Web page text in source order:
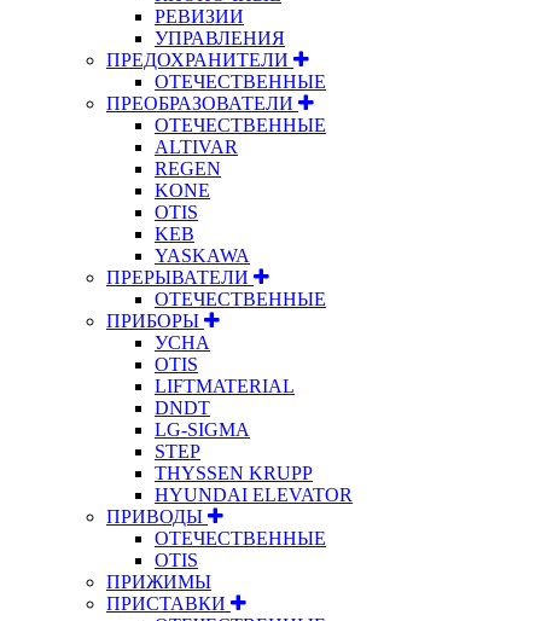
РЕВИЗИИ
УПРАВЛЕНИЯ
ПРЕДОХРАНИТЕЛИ
ОТЕЧЕСТВЕННЫЕ
ПРЕОБРАЗОВАТЕЛИ
ОТЕЧЕСТВЕННЫЕ
ALTIVAR
REGEN
KONE
OTIS
KEB
YASKAWA
ПРЕРЫВАТЕЛИ
ОТЕЧЕСТВЕННЫЕ
ПРИБОРЫ
УСНА
OTIS
LIFTMATERIAL
DNDT
LG-SIGMA
STEP
THYSSEN KRUPP
HYUNDAI ELEVATOR
ПРИВОДЫ
ОТЕЧЕСТВЕННЫЕ
OTIS
ПРИЖИМЫ
ПРИСТАВКИ